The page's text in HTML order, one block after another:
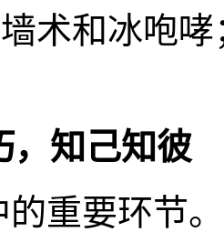
术和冰咆
，知己知彼
的重要环节